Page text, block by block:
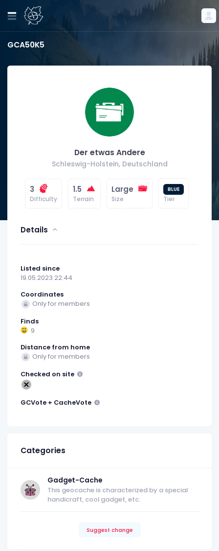
GCA50K5
Der etwas Andere
Schleswig-Holstein, Deutschland
3
Difficulty
1.5
Terrain
Large
Size
BLUE
Tier
Details
Listed since
19.05.2023 22:44
Coordinates
Only for members
Finds
9
Distance from home
Only for members
Checked on site
GCVote + CacheVote
Categories
Gadget-Cache
This geocache is characterized by a special
handicraft, cool gadget, etc.
Suggest change